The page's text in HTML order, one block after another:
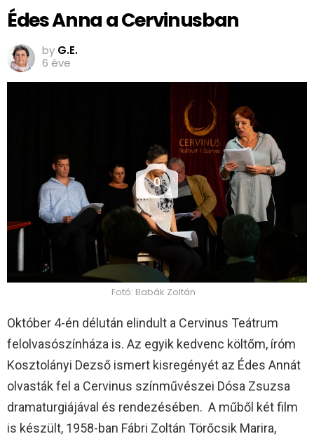
Édes Anna a Cervinusban
by G.E.
6 éve
0
Fotó: Babák Zoltán
Október 4-én délután elindult a Cervinus Teátrum
felolvasószínháza is. Az egyik kedvenc költőm, íróm
Kosztolányi Dezső ismert kisregényét az Édes Annát
olvasták fel a Cervinus színművészei Dósa Zsuzsa
dramaturgiájával és rendezésében. A műből két film
is készült, 1958-ban Fábri Zoltán Törőcsik Marira,